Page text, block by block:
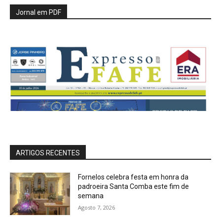
Jornal em PDF
ARTIGOS RECENTES
Fornelos celebra festa em honra da
padroeira Santa Comba este fim de
semana
Agosto 7, 2026